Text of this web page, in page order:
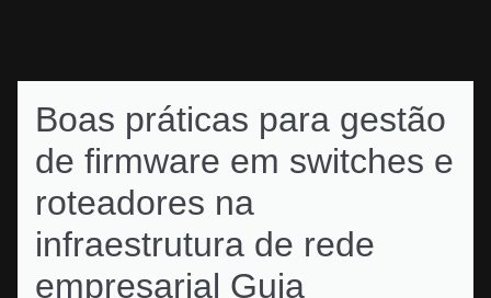
Boas práticas para gestão
de firmware em switches e
roteadores na
infraestrutura de rede
empresarial Guia